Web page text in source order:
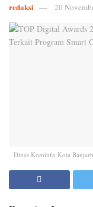
redaksi 20
Dinas Kominfo Kota